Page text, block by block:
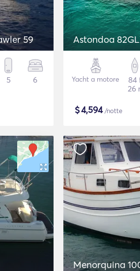
59
5 6
Astondoa
Yacht a motore
84
26
$4,594/notte
Menorquina